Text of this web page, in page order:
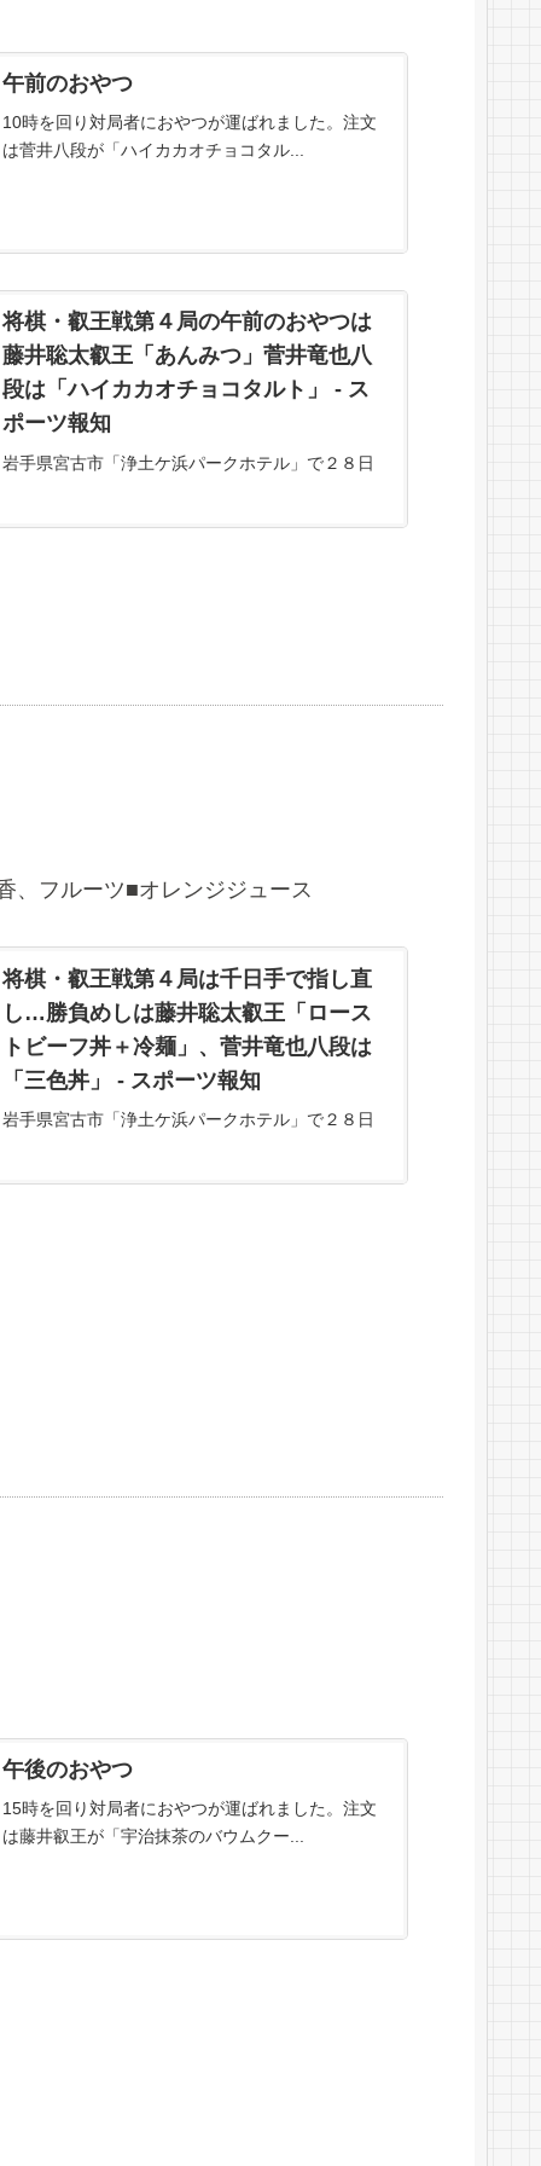
午前のおやつ
10時を回り対局者におやつが運ばれました。注文
は菅井八段が「ハイカカオチョコタル...
将棋・叡王戦第４局の午前のおやつは
藤井聡太叡王「あんみつ」菅井竜也八
段は「ハイカカオチョコタルト」 - ス
ポーツ報知
岩手県宮古市「浄土ケ浜パークホテル」で２８日
、フルーツ■オレンジジュース
将棋・叡王戦第４局は千日手で指し直
し…勝負めしは藤井聡太叡王「ロース
トビーフ丼＋冷麺」、菅井竜也八段は
「三色丼」 - スポーツ報知
岩手県宮古市「浄土ケ浜パークホテル」で２８日
午後のおやつ
15時を回り対局者におやつが運ばれました。注文
は藤井叡王が「宇治抹茶のバウムクー...